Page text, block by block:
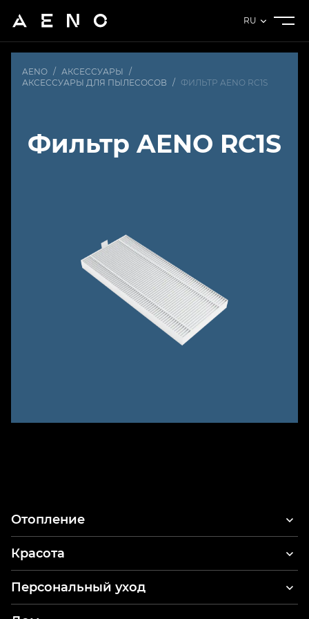
RU
AENO / АКСЕССУАРЫ /
АКСЕССУАРЫ ДЛЯ ПЫЛЕСОСОВ / ФИЛЬТР AENO RC1S
Фильтр AENO RC1S
Отопление
Красота
Стайлер и фен для волос
Персональный уход